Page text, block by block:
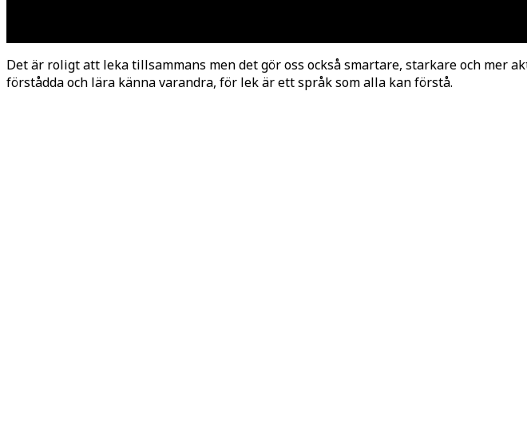
Det är roligt att leka tillsammans men det gör oss också smartare, starkare och mer
förstådda och lära känna varandra, för lek är ett språk som alla kan förstå.